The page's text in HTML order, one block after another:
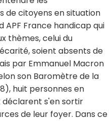
de citoyens en situation
APF France handicap qui
thèmes, celui du
soient absents de
par Emmanuel Macron
son Baromètre de la
huit personnes en
déclarent s'en sortir
de leur foyer. Dans ce